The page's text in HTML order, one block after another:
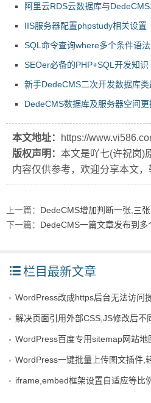
阿里云RDS云数据库与
IIS服务器配置phpstudy相关设置
SQL命令查询where多个条件语法
SEOer必备的PHP+SQL开发知识
新手DedeCMS二次开发数据库
DedeCMS数据库及服务器空间
本文地址：
https://
版权声明： 本文是吖七(许祝岗)
内容仅供参考，欢迎分享本文，
上一篇： DedeCMS增加判断一张,三
下一篇： DedeCMS一篇文章发布到多
栏目最新文章
WordPress改成https后台无法访问
解决页面引用外部CSS,JS修改后不
WordPress百度专用sitemap网站地
WordPress一键批量上传图文插件,
iframe,embed框架设置自适应等比